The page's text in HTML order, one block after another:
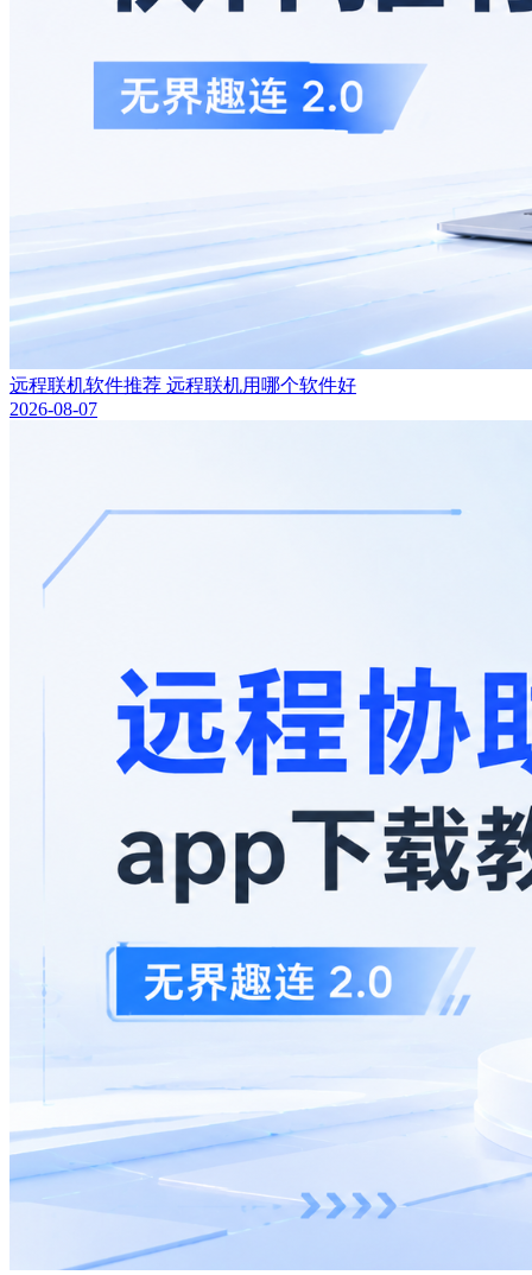
远程联机软件推荐 远程联机用哪个软件好
2026-08-07